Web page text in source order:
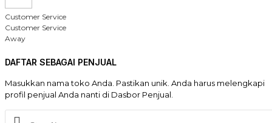
Customer Service
Customer Service
Away
DAFTAR SEBAGAI PENJUAL
Masukkan nama toko Anda. Pastikan unik. Anda harus melengkapi
profil penjual Anda nanti di Dasbor Penjual.